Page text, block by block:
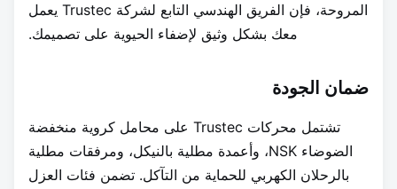
المروحة، فإن الفريق الهندسي التابع لشركة Trustec يعمل
معك بشكل وثيق لإضفاء الحيوية على تصميمك.
ضمان الجودة
تشتمل محركات Trustec على محامل كروية منخفضة
الضوضاء NSK، وأعمدة مطلية بالنيكل، ومرفقات مطلية
بالرحلان الكهربي للحماية من التآكل. تضمن فئات العزل